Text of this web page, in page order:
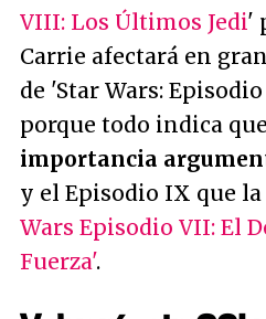
VIII: Los Últimos Jedi'
Carrie afectará en
de 'Star Wars:
porque todo indica que
importancia
y el Episodio IX que
Wars Episodio VII: El
Fuerza'.